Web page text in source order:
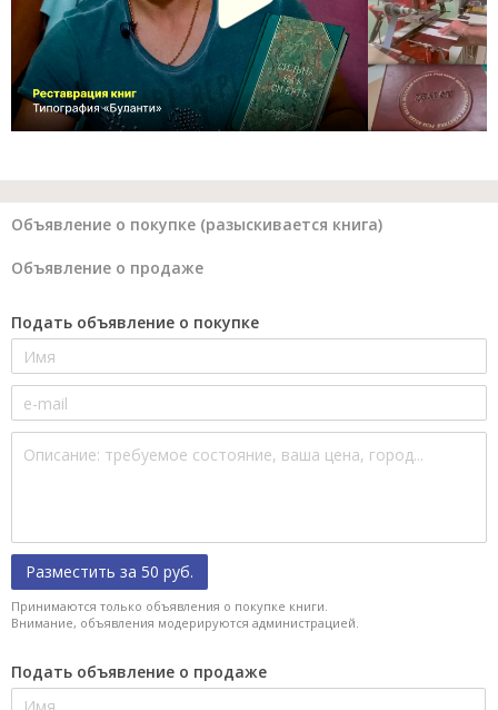
Объявление о покупке (разыскивается книга)
Объявление о продаже
Подать объявление о покупке
Разместить за 50 руб.
Принимаются только объявления о покупке книги.
Внимание, объявления модерируются администрацией.
Подать объявление о продаже